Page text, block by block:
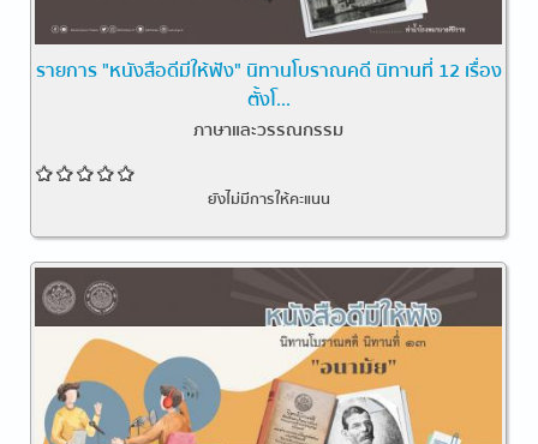
รายการ "หนังสือดีมีให้ฟัง" นิทานโบราณคดี นิทานที่ 12 เรื่อง
ตั้งโ...
ภาษาและวรรณกรรม
ยังไม่มีการให้คะแนน